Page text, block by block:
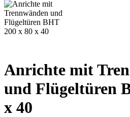
Anrichte mit
und Flügeltüren
x 40